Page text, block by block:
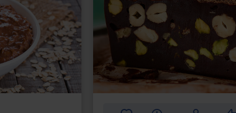
który pomoże uświetnić wiele okazji.
poczęstunek dla znajomych albo słodycze na
mieć zawsze przy sobie – po to, aby w krótkim
warto znać z kilku powodów: